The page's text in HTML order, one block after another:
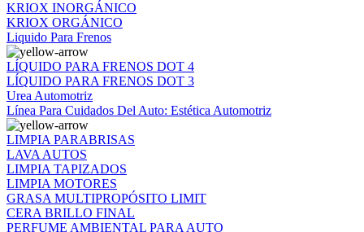
KRIOX INORGÁNICO
KRIOX ORGÁNICO
Liquido Para Frenos
LÍQUIDO PARA FRENOS DOT 4
LÍQUIDO PARA FRENOS DOT 3
Urea Automotriz
Línea Para Cuidados Del Auto: Estética Automotriz
LIMPIA PARABRISAS
LAVA AUTOS
LIMPIA TAPIZADOS
LIMPIA MOTORES
GRASA MULTIPROPÓSITO LIMIT
CERA BRILLO FINAL
PERFUME AMBIENTAL PARA AUTO